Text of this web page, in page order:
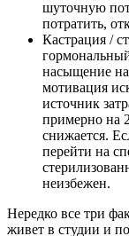
шуточную
потратить,
Кастрация /
насыщение
мотивация
источник
примерно на
снижается.
перейти на
неизбежен.
Нередко все три
живет в студии и